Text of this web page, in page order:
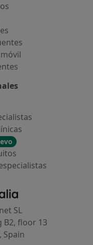
- Página de inicio
SL
B2, floor 13
Spain